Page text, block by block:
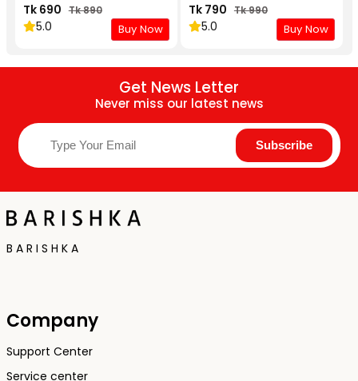
Tk 690 Tk 890
5.0 Buy Now
Tk 790 Tk 990
5.0 Buy Now
Get News Letter
Never miss our latest news
B A R I S H K A
Company
Support Center
Service center